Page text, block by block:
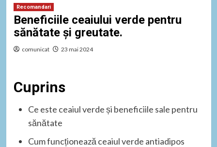
Recomandari
Beneficiile ceaiului verde pentru
sănătate și greutate.
comunicat 23 mai 2024
Cuprins
Ce este ceaiul verde și beneficiile sale pentru
sănătate
Cum funcționează ceaiul verde antiadipos